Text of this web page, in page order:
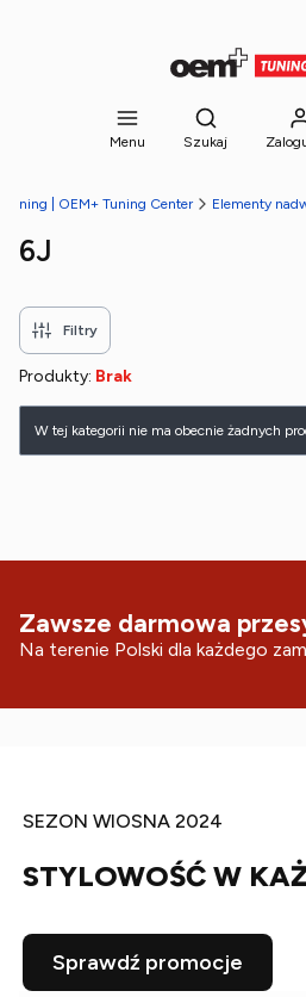
Menu
Otwórz
Szukaj
tuning | OEM+ Tuning Center Elementy
6J
Filtry
Produkty: Brak
Lista produktów
W tej kategorii nie ma obecnie żadnych
Zawsze darmowa
Na terenie Polski dla każdego
SEZON WIOSNA 2024
STYLOWOŚĆ W
Sprawdź promocje